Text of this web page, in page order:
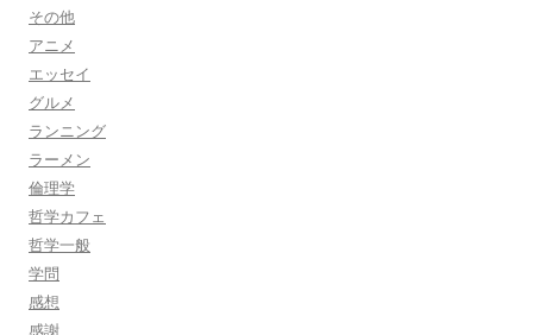
その他
アニメ
エッセイ
グルメ
ランニング
ラーメン
倫理学
哲学カフェ
哲学一般
学問
感想
感謝